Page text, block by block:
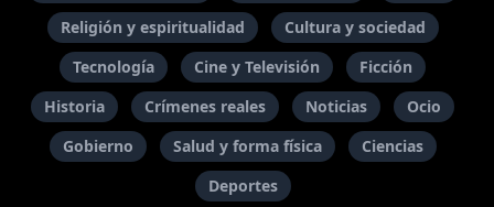
Religión y espiritualidad
Cultura y sociedad
Tecnología
Cine y Televisión
Ficción
Historia
Crímenes reales Noticias
Ocio
Gobierno
Salud y forma física
Ciencias
Deportes